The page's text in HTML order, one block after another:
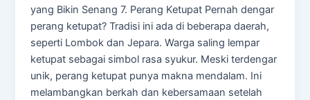
yang Bikin Senang 7. Perang Ketupat Pernah dengar
perang ketupat? Tradisi ini ada di beberapa daerah,
seperti Lombok dan Jepara. Warga saling lempar
ketupat sebagai simbol rasa syukur. Meski terdengar
unik, perang ketupat punya makna mendalam. Ini
melambangkan berkah dan kebersamaan setelah